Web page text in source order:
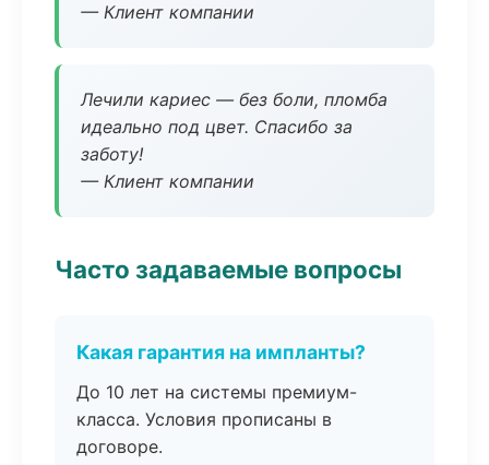
— Клиент компании
Лечили кариес — без боли, пломба
идеально под цвет. Спасибо за
заботу!
— Клиент компании
Часто задаваемые вопросы
Какая гарантия на импланты?
До 10 лет на системы премиум-
класса. Условия прописаны в
договоре.